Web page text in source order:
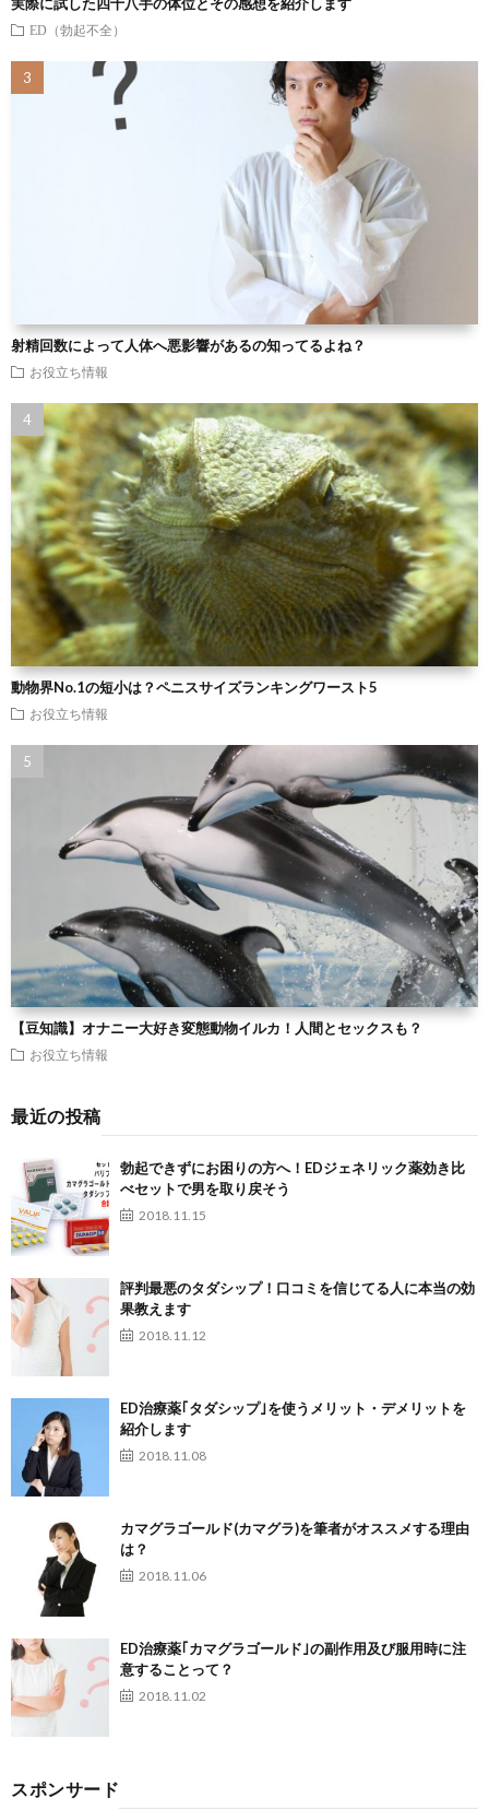
ED（勃起不全）
射精回数によって人体へ悪影響があるの知ってるよね？
お役立ち情報
動物界No.1の短小は？ペニスサイズランキングワースト5
お役立ち情報
【豆知識】オナニー大好き変態動物イルカ！人間とセックスも？
お役立ち情報
最近の投稿
勃起できずにお困りの方へ！EDジェネリック薬効き比
べセットで男を取り戻そう
2018.11.15
評判最悪のタダシップ！口コミを信じてる人に本当の効
果教えます
2018.11.12
ED治療薬｢タダシップ｣を使うメリット・デメリットを
紹介します
2018.11.08
カマグラゴールド(カマグラ)を筆者がオススメする理由
は？
2018.11.06
ED治療薬｢カマグラゴールド｣の副作用及び服用時に注
意することって？
2018.11.02
スポンサード